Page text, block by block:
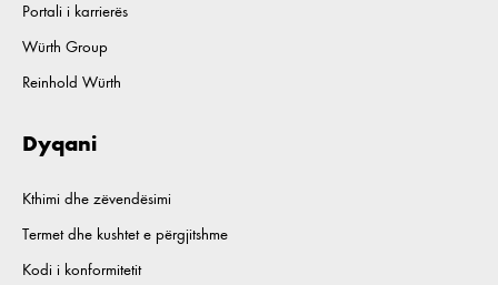
Portali i karrierës
Würth Group
Reinhold Würth
Dyqani
Kthimi dhe zëvendësimi
Termet dhe kushtet e përgjitshme
Kodi i konformitetit